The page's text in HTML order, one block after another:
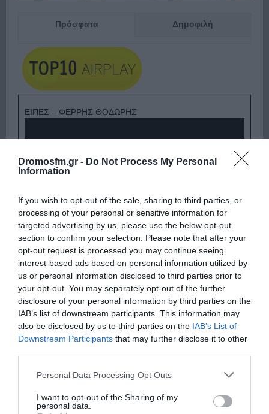
Dromosfm.gr - Do Not Process My Personal
Information
If you wish to opt-out of the sale, sharing to third parties, or
processing of your personal or sensitive information for
targeted advertising by us, please use the below opt-out
section to confirm your selection. Please note that after your
opt-out request is processed you may continue seeing
interest-based ads based on personal information utilized by
us or personal information disclosed to third parties prior to
your opt-out. You may separately opt-out of the further
disclosure of your personal information by third parties on the
IAB’s list of downstream participants. This information may
also be disclosed by us to third parties on the IAB’s List of
Downstream Participants that may further disclose it to other
Please note that this website/app uses one or more Google
not limited to your visit or usage behaviour. You may click to
grant or deny consent to Google and its third-party tags to
Personal Data Processing Opt Outs
I want to opt-out of the Sharing of my
personal data.
Πρόσφατα Δημοφιλή
ΕΙΠΕΣ – ΦΕΡΡΗΣ ΘΟΔΩΡΗΣ
Παρακαλώ Περιμένετε...
ΛΟΓΑΡΙΑΣΜΟΣ - ΛΙΟΛΙΟΥ ΚΑΤΕΡΙΝΑ